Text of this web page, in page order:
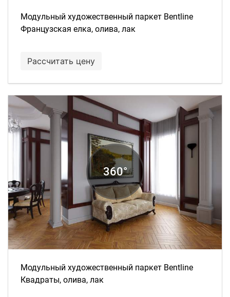
Модульный художественный паркет Bentline
Французская елка, олива, лак
Рассчитать цену
Модульный художественный паркет Bentline
Квадраты, олива, лак